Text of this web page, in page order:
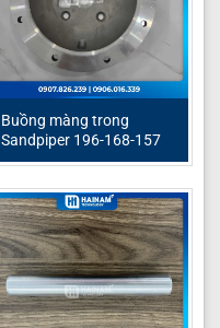
Buồng màng trong
Sandpiper 196-168-157